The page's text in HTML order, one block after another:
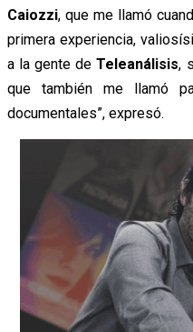
Caiozzi, que me llamó
primera experiencia,
a la gente deTeleanálisis,
que también me llamó
documentales”, expresó.